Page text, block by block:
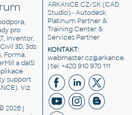
pro
Inventor,
3D, 3ds
Forma,
a další
support
Viz
2026 |
ARKANCE CZ/SK(CAD
Studio) - Autodesk
Platinum Partner &
Training Center &
Services Partner
KONTAKT:
| tel. +420 910 970 111